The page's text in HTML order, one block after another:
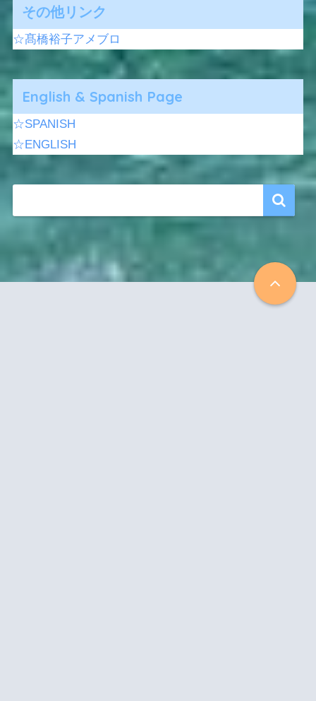
その他リンク
☆髙橋裕子アメブロ
English & Spanish Page
☆SPANISH
☆ENGLISH